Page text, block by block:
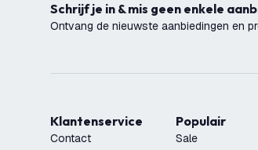
Schrijf je in & mis geen enkele
Ontvang de nieuwste aanbiedingen en
Klantenservice
Contact
Populair
Sale